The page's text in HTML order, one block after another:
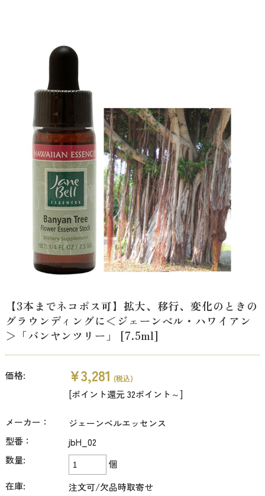
【3本までネコポス可】拡大、移行、変化のときの
グラウンディングに＜ジェーンベル・ハワイアン
＞「バンヤンツリー」 [7.5ml]
価格: ¥3,281 (税込)
[ポイント還元 32ポイント～]
メーカー：
ジェーンベルエッセンス
型番：
jbH_02
数量:
個
在庫:
注文可/欠品時取寄せ